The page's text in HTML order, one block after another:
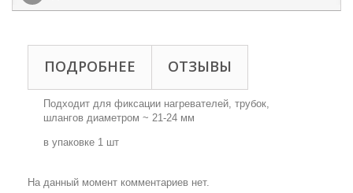
ПОДРОБНЕЕ ОТЗЫВЫ
Подходит для фиксации нагревателей, трубок,
шлангов диаметром ~ 21-24 мм
в упаковке 1 шт
На данный момент комментариев нет.